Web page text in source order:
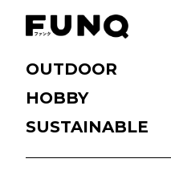
OUTDOOR
HOBBY
SUSTAINABLE